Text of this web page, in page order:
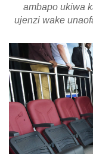
ambapo ukiwa
ujenzi wake